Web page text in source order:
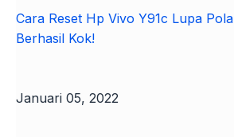
Cara Reset Hp Vivo Y91c Lupa
Berhasil Kok!
Januari 05, 2022